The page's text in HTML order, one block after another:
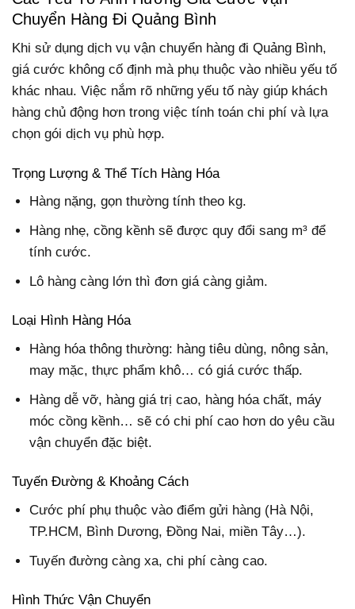
Chuyển Hàng Đi Quảng Bình
Khi sử dụng dịch vụ vận chuyển hàng đi Quảng Bình,
giá cước không cố định mà phụ thuộc vào nhiều yếu tố
khác nhau. Việc nắm rõ những yếu tố này giúp khách
hàng chủ động hơn trong việc tính toán chi phí và lựa
chọn gói dịch vụ phù hợp.
Trọng Lượng & Thể Tích Hàng Hóa
Hàng nặng, gọn thường tính theo kg.
Hàng nhẹ, cồng kềnh sẽ được quy đổi sang m³ để
tính cước.
Lô hàng càng lớn thì đơn giá càng giảm.
Loại Hình Hàng Hóa
Hàng hóa thông thường: hàng tiêu dùng, nông sản,
may mặc, thực phẩm khô… có giá cước thấp.
Hàng dễ vỡ, hàng giá trị cao, hàng hóa chất, máy
móc cồng kềnh… sẽ có chi phí cao hơn do yêu cầu
vận chuyển đặc biệt.
Tuyến Đường & Khoảng Cách
Cước phí phụ thuộc vào điểm gửi hàng (Hà Nội,
TP.HCM, Bình Dương, Đồng Nai, miền Tây…).
Tuyến đường càng xa, chi phí càng cao.
Hình Thức Vận Chuyển